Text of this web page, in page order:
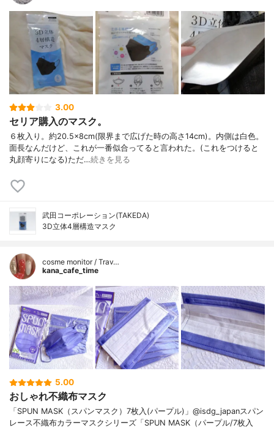
3.00
セリア購入のマスク。
６枚入り。約20.5×8cm(限界まで広げた時の高さ14cm)。内側は白色。
面長なんだけど、これが一番似合ってると言われた。(これをつけると
丸顔寄りになる)ただ…続きを見る
武田コーポレーション(TAKEDA)
3D立体4層構造マスク
cosme monitor / Trav…
kana_cafe_time
5.00
おしゃれ不織布マスク
「SPUN MASK（スパンマスク）7枚入(パープル)」@isdg_japanスパン
レース不織布カラーマスクシリーズ「SPUN MASK（パープル/7枚入